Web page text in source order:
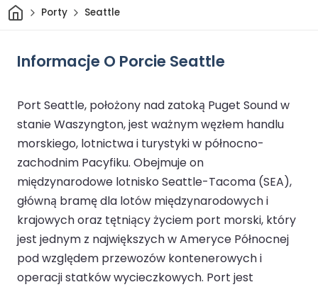
DomPorty Seattle
Informacje O Porcie Seattle
Port Seattle, położony nad zatoką Puget Sound w
stanie Waszyngton, jest ważnym węzłem handlu
morskiego, lotnictwa i turystyki w północno-
zachodnim Pacyfiku. Obejmuje on
międzynarodowe lotnisko Seattle-Tacoma (SEA),
główną bramę dla lotów międzynarodowych i
krajowych oraz tętniący życiem port morski, który
jest jednym z największych w Ameryce Północnej
pod względem przewozów kontenerowych i
operacji statków wycieczkowych. Port jest